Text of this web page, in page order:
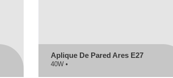
Aplique De Pared Ares E27
40W •